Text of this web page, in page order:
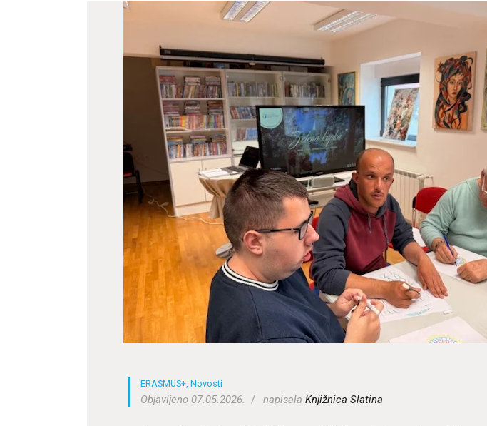
ODJELI
DOKUMENTI
KONTAKT
ERASMUS+,Novosti
Objavljeno 07.05.2026. napisalaKnjižnica Slatina